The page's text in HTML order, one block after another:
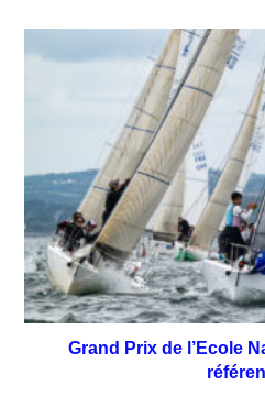
Grand Prix de l’Ecole